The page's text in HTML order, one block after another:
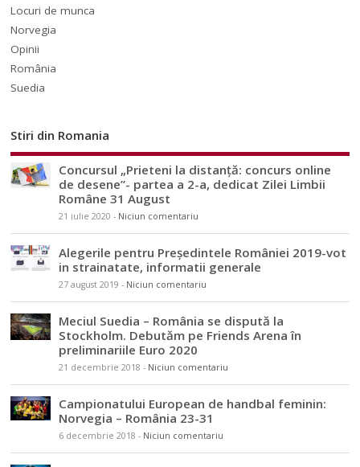
Locuri de munca
Norvegia
Opinii
România
Suedia
Stiri din Romania
Concursul „Prieteni la distanță: concurs online
de desene”- partea a 2-a, dedicat Zilei Limbii
Române 31 August
21 iulie 2020 - Niciun comentariu
Alegerile pentru Președintele României 2019-vot
in strainatate, informatii generale
27 august 2019 - Niciun comentariu
Meciul Suedia – România se dispută la
Stockholm. Debutăm pe Friends Arena în
preliminariile Euro 2020
21 decembrie 2018 - Niciun comentariu
Campionatului European de handbal feminin:
Norvegia – România 23-31
6 decembrie 2018 - Niciun comentariu